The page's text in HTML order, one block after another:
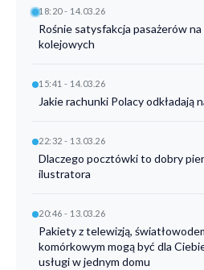
18:20 - 14.03.26
Rośnie satysfakcja pasażerów
kolejowych
15:41 - 14.03.26
Jakie rachunki Polacy odkładają
22:32 - 13.03.26
Dlaczego pocztówki to dobry
ilustratora
20:46 - 13.03.26
Pakiety z telewizją,
komórkowym mogą być dla
usługi w jednym domu